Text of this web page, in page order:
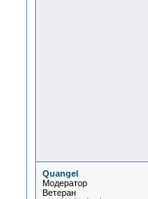
Quangel
Модератор
Ветеран